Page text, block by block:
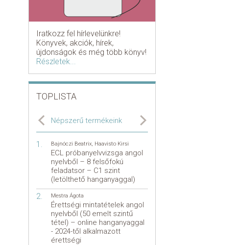
Iratkozz fel hírlevelünkre!
Könyvek, akciók, hírek,
újdonságok és még több könyv!
Részletek...
TOPLISTA
Népszerű termékeink
Bajnóczi Beatrix, Haavisto Kirsi
ECL próbanyelvvizsga angol
nyelvből – 8 felsőfokú
feladatsor – C1 szint
(letölthető hanganyaggal)
Mestra Ágota
Érettségi mintatételek angol
nyelvből (50 emelt szintű
tétel) – online hanganyaggal
- 2024-től alkalmazott
érettségi